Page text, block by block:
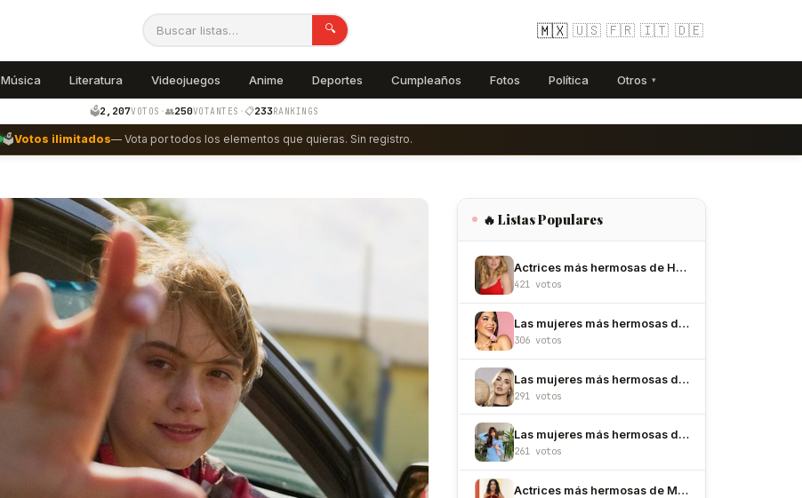
🔍 🇲🇽 🇺🇸 🇫🇷 🇮🇹 🇩🇪
Música Literatura Videojuegos Anime Deportes Cumpleaños Fotos Política Otros ▾
🗳️2,207VOTOS ·👥250VOTANTES ·📋233RANKINGS
🗳️Votos ilimitados— Vota por todos los elementos que quieras. Sin registro.
🔥 Listas Populares
Actrices más hermosas de Hollywood
421 votos
Las mujeres más hermosas de México
306 votos
Las mujeres más hermosas de Colombia
291 votos
Las mujeres más hermosas de España
261 votos
Actrices más hermosas de México